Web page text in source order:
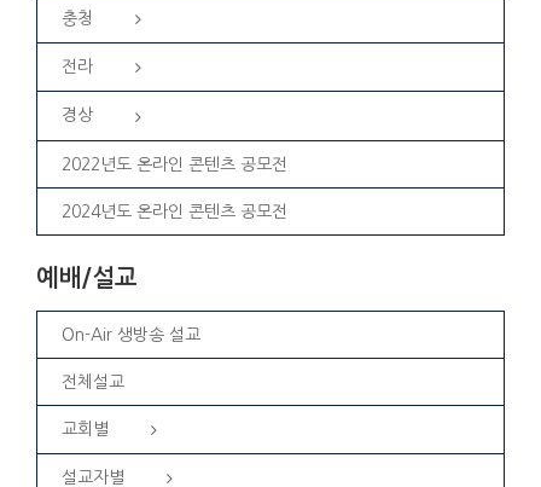
충청
전라
경상
2022년도 온라인 콘텐츠 공모전
2024년도 온라인 콘텐츠 공모전
예배/설교
On-Air 생방송 설교
전체설교
교회별
설교자별